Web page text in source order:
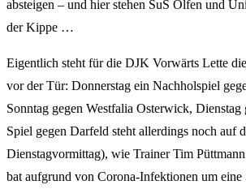
absteigen – und hier stehen SuS Olfen und
der Kippe …
Eigentlich steht für die DJK Vorwärts Lette
vor der Tür: Donnerstag ein Nachholspiel
Sonntag gegen Westfalia Osterwick,
Spiel gegen Darfeld steht allerdings noch auf
Dienstagvormittag), wie Trainer Tim
bat aufgrund von Corona-Infektionen um